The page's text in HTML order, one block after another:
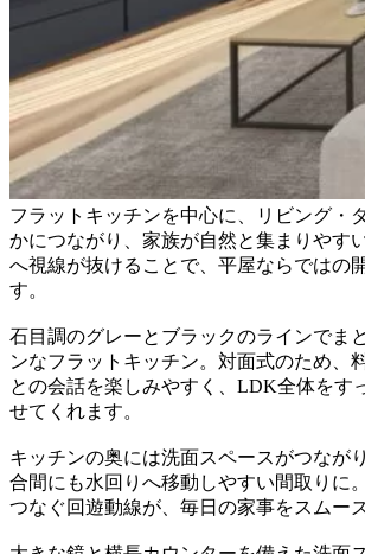
フラットキッチンを中心に、リビング・
かにつながり、家族が自然と集まりやす
へ視線が抜けることで、平屋ならではの
す。
石目調のグレーとブラックのラインでま
ンなフラットキッチン。対面式のため、
との会話を楽しみやすく、LDK全体をす
せてくれます。
キッチンの奥には洗面スペースがつなが
合間にも水回りへ移動しやすい間取りに
つなぐ回遊動線が、毎日の家事をスムー